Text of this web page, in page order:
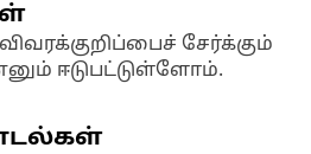
சேர்க்கும்
ஈடுபட்டுள்ளோம்.